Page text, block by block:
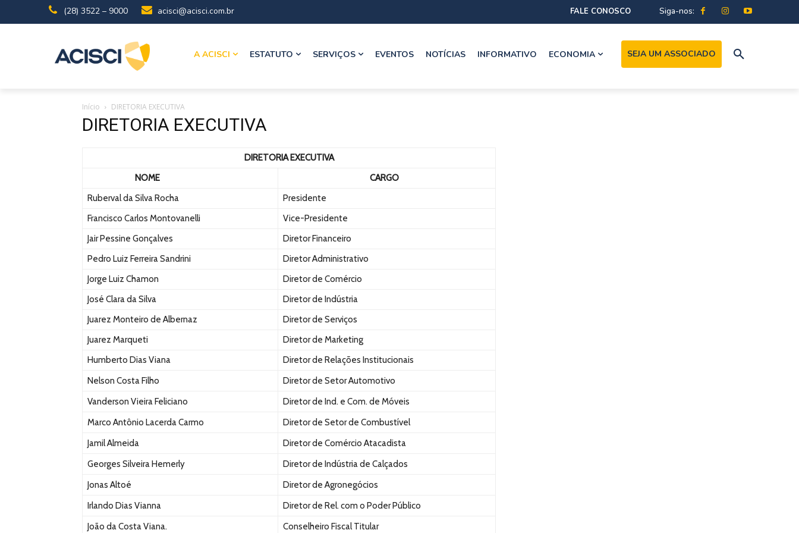
(28) 3522 – 9000 acisci@acisci.com.br FALE CONOSCO Siga-nos:
A ACISCI ESTATUTO SERVIÇOS EVENTOS NOTÍCIAS INFORMATIVO ECONOMIA SEJA UM ASSOCIADO
Início DIRETORIA EXECUTIVA
DIRETORIA EXECUTIVA
DIRETORIA EXECUTIVA
NOME
CARGO
Ruberval da Silva Rocha
Presidente
Francisco Carlos Montovanelli
Vice-Presidente
Jair Pessine Gonçalves
Diretor Financeiro
Pedro Luiz Ferreira Sandrini
Diretor Administrativo
Jorge Luiz Chamon
Diretor de Comércio
José Clara da Silva
Diretor de Indústria
Juarez Monteiro de Albernaz
Diretor de Serviços
Juarez Marqueti
Diretor de Marketing
Humberto Dias Viana
Diretor de Relações Institucionais
Nelson Costa Filho
Diretor de Setor Automotivo
Vanderson Vieira Feliciano
Diretor de Ind. e Com. de Móveis
Marco Antônio Lacerda Carmo
Diretor de Setor de Combustível
Jamil Almeida
Diretor de Comércio Atacadista
Georges Silveira Hemerly
Diretor de Indústria de Calçados
Jonas Altoé
Diretor de Agronegócios
Irlando Dias Vianna
Diretor de Rel. com o Poder Público
João da Costa Viana.
Conselheiro Fiscal Titular